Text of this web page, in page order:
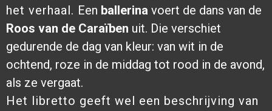
het verhaal. Een ballerina voert de dans van de
Roos van de Caraïben uit. Die verschiet
gedurende de dag van kleur: van wit in de
ochtend, roze in de middag tot rood in de avond,
als ze vergaat.
Het libretto geeft wel een beschrijving van